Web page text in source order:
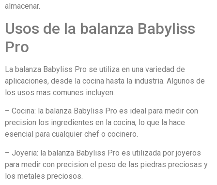
almacenar.
Usos de la balanza Babyliss
Pro
La balanza Babyliss Pro se utiliza en una variedad de
aplicaciones, desde la cocina hasta la industria. Algunos de
los usos mas comunes incluyen:
– Cocina: la balanza Babyliss Pro es ideal para medir con
precision los ingredientes en la cocina, lo que la hace
esencial para cualquier chef o cocinero.
– Joyeria: la balanza Babyliss Pro es utilizada por joyeros
para medir con precision el peso de las piedras preciosas y
los metales preciosos.